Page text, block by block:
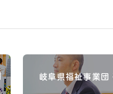
岐阜県福祉事業団